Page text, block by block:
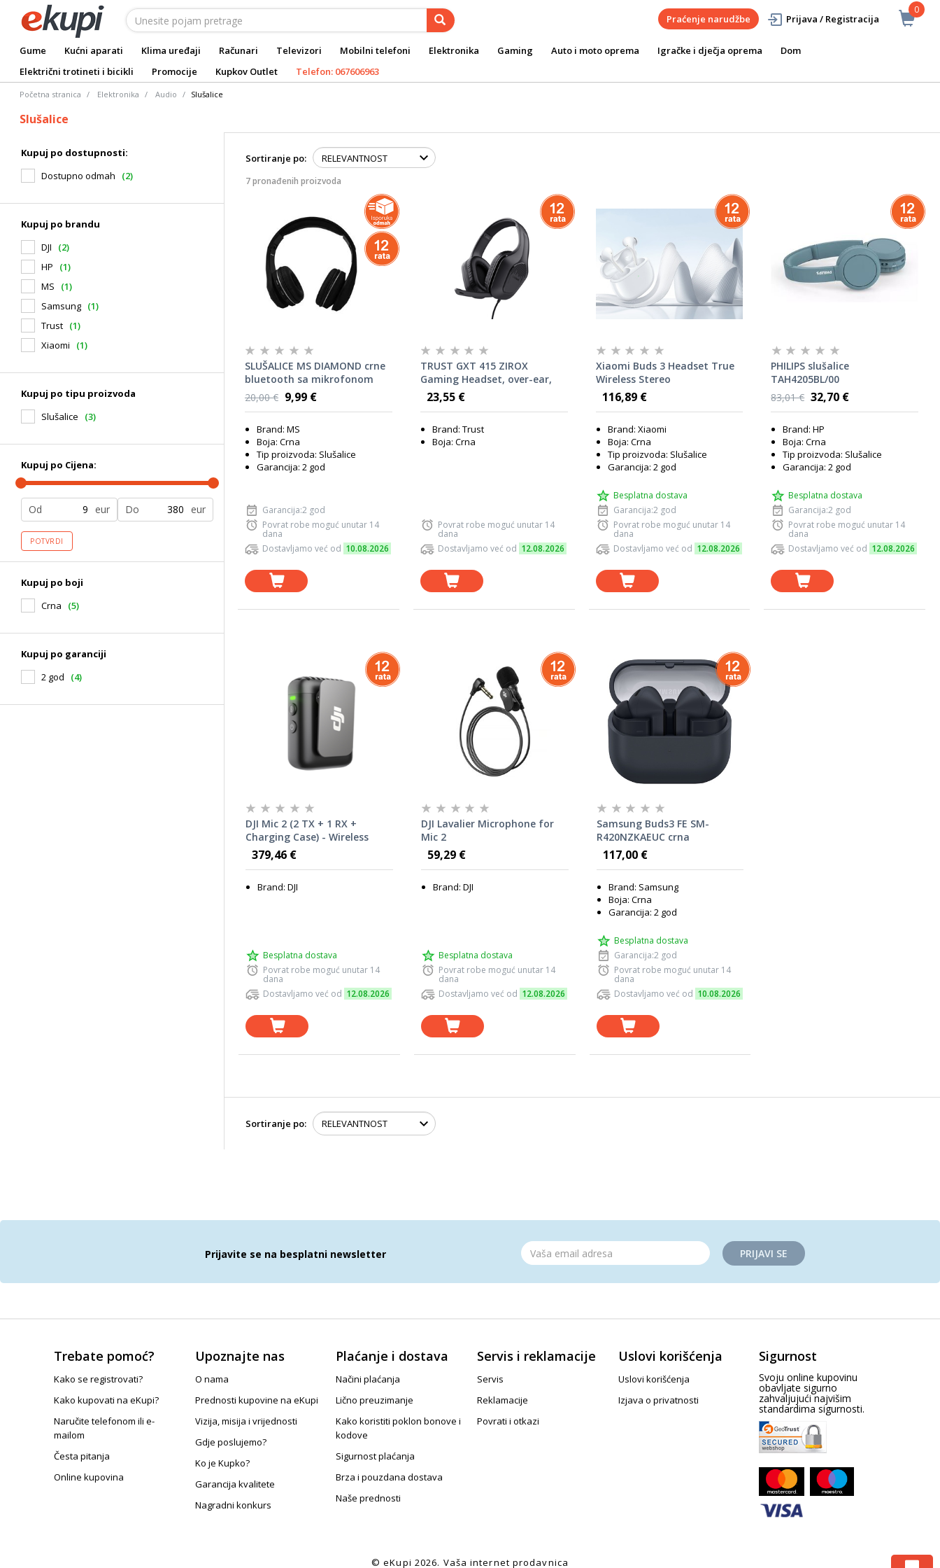
0
Praćenje narudžbe Prijava / Registracija
Gume Kućni aparati Klima uređaji Računari Televizori Mobilni telefoni Elektronika Gaming Auto i moto oprema Igračke i dječja oprema
Dom
Električni trotineti i bicikli
Promocije Kupkov Outlet Telefon: 067606963
Početna stranica Elektronika Audio Slušalice
Slušalice
Kupuj po dostupnosti:
Dostupno odmah
(2)
Kupuj po brandu
DJI
(2)
HP
(1)
MS
(1)
Samsung (1)
Trust (1)
Xiaomi
(1)
Kupuj po tipu proizvoda
Slušalice
(3)
Kupuj po Cijena:
Od eur Do eur
POTVRDI
Kupuj po boji
Crna
(5)
Kupuj po garanciji
2 god
(4)
Sortiranje po:
7 pronađenih proizvoda
SLUŠALICE MS DIAMOND crne
bluetooth sa mikrofonom
20,00 € 9,99 €
Brand: MS
Boja: Crna
Tip proizvoda: Slušalice
Garancija: 2 god
Garancija:2 god
Povrat robe moguć unutar 14
dana
Dostavljamo već od 10.08.2026
TRUST GXT 415 ZIROX
Gaming Headset, over-ear,
3.5mm audio, PC, PS4, PS5,
Nintendo, Xbox
23,55 €
Brand: Trust
Boja: Crna
Povrat robe moguć unutar 14
dana
Dostavljamo već od 12.08.2026
Xiaomi Buds 3 Headset True
Wireless Stereo
116,89 €
Brand: Xiaomi
Boja: Crna
Tip proizvoda: Slušalice
Garancija: 2 god
Besplatna dostava
Garancija:2 god
Povrat robe moguć unutar 14
dana
Dostavljamo već od 12.08.2026
PHILIPS slušalice
TAH4205BL/00
83,01 € 32,70 €
Brand: HP
Boja: Crna
Tip proizvoda: Slušalice
Garancija: 2 god
Besplatna dostava
Garancija:2 god
Povrat robe moguć unutar 14
dana
Dostavljamo već od 12.08.2026
DJI Mic 2 (2 TX + 1 RX +
Charging Case) - Wireless
microphone system
379,46 €
Brand: DJI
Besplatna dostava
Povrat robe moguć unutar 14
dana
Dostavljamo već od 12.08.2026
DJI Lavalier Microphone for
Mic 2
59,29 €
Brand: DJI
Besplatna dostava
Povrat robe moguć unutar 14
dana
Dostavljamo već od 12.08.2026
Samsung Buds3 FE SM-
R420NZKAEUC crna
117,00 €
Brand: Samsung
Boja: Crna
Garancija: 2 god
Besplatna dostava
Garancija:2 god
Povrat robe moguć unutar 14
dana
Dostavljamo već od 10.08.2026
Sortiranje po:
Prijavite se na besplatni newsletter PRIJAVI SE
Trebate pomoć?
Kako se registrovati?
Kako kupovati na eKupi?
Naručite telefonom ili e-
mailom
Česta pitanja
Online kupovina
Upoznajte nas
O nama
Prednosti kupovine na eKupi
Vizija, misija i vrijednosti
Gdje poslujemo?
Ko je Kupko?
Garancija kvalitete
Nagradni konkurs
Plaćanje i dostava
Načini plaćanja
Lično preuzimanje
Kako koristiti poklon bonove i
kodove
Sigurnost plaćanja
Brza i pouzdana dostava
Naše prednosti
Servis i reklamacije
Servis
Reklamacije
Povrati i otkazi
Uslovi korišćenja
Uslovi korišćenja
Izjava o privatnosti
Sigurnost
Svoju online kupovinu
obavljate sigurno
zahvaljujući najvišim
standardima sigurnosti.
© eKupi 2026. Vaša internet prodavnica